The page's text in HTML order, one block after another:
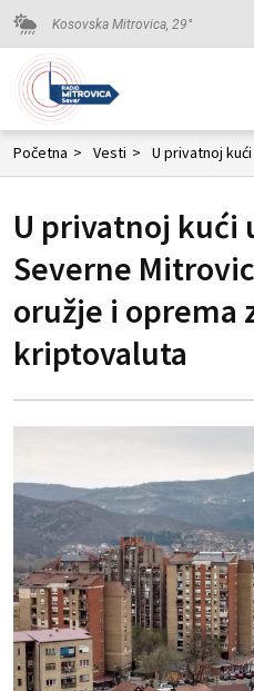
Kosovska Mitrovica, 29°
Početna > Vesti >
U privatnoj kući
Severne
oružje i oprema
kriptovaluta